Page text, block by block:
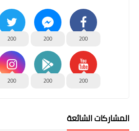
200
200
200
200
200
200
المشاركات الشائعة